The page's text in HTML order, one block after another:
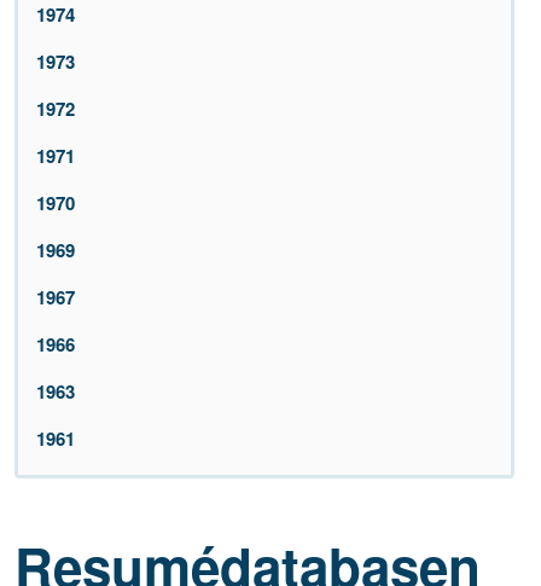
1974
1973
1972
1971
1970
1969
1967
1966
1963
1961
Resumédatabasen